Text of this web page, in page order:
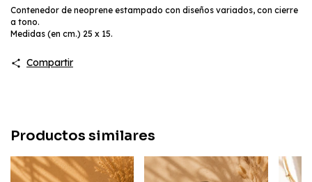
Contenedor de neoprene estampado con diseños variados, con cierre
a tono.
Medidas (en cm.) 25 x 15.
Compartir
Productos similares